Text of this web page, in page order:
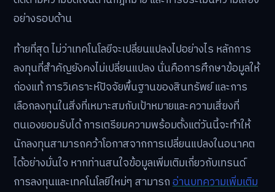
อย่างรอบด้าน
ท้ายที่สุด ไม่ว่าเทคโนโลยีจะเปลี่ยนแปลงไปอย่างไร หลักการ
ลงทุนที่สำคัญยังคงไม่เปลี่ยนแปลง นั่นคือการศึกษาข้อมูลให้
ถ่องแท้ การวิเคราะห์ปัจจัยพื้นฐานของสินทรัพย์ และการ
เลือกลงทุนในสิ่งที่เหมาะสมกับเป้าหมายและความเสี่ยงที่
ตนเองยอมรับได้ การเตรียมความพร้อมตั้งแต่วันนี้จะทำให้
นักลงทุนสามารถคว้าโอกาสจากการเปลี่ยนแปลงในอนาคต
ได้อย่างมั่นใจ หากท่านสนใจข้อมูลเพิ่มเติมเกี่ยวกับเทรนด์
การลงทุนและเทคโนโลยีใหม่ๆ สามารถอ่านบทความเพิ่มเติม